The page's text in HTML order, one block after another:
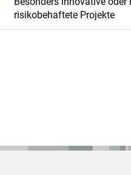
risikobehaftete Projekte